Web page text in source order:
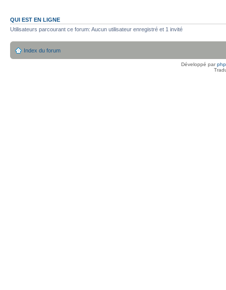
QUI EST EN LIGNE
Utilisateurs parcourant ce forum: Aucun utilisateur enregistré et 1 invité
Index du forum
Développé par